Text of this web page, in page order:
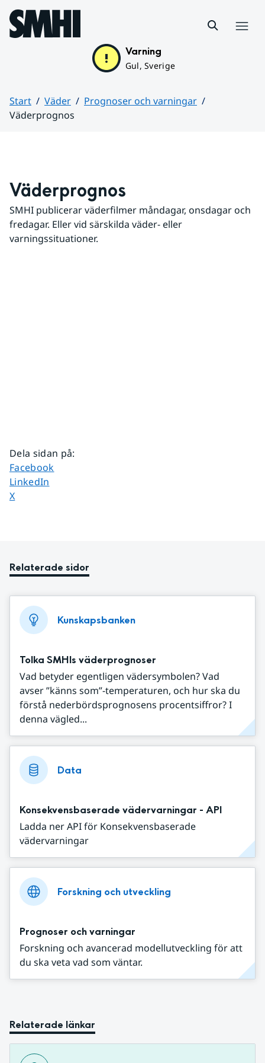
Hoppa till sidans innehåll
Varning
Gul, Sverige
Start Väder
Prognoser och varningar
Väderprognos
Väderprognos
SMHI publicerar väderfilmer måndagar, onsdagar och
fredagar. Eller vid särskilda väder- eller
varningssituationer.
Dela sidan på:
Dela sidan på
Facebook
Dela sidan på
LinkedIn
Dela sidan på
X
Relaterade sidor
Kunskapsbanken
Tolka SMHIs väderprognoser
Vad betyder egentligen vädersymbolen? Vad
avser ”känns som”-temperaturen, och hur ska du
förstå nederbördsprognosens procentsiffror? I
denna vägled...
Data
Konsekvensbaserade vädervarningar - API
Ladda ner API för Konsekvensbaserade
vädervarningar
Forskning och utveckling
Prognoser och varningar
Forskning och avancerad modellutveckling för att
du ska veta vad som väntar.
Relaterade länkar